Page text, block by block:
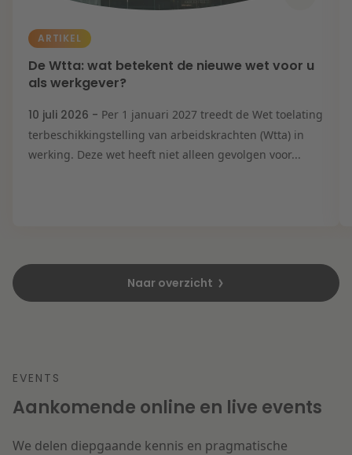
ARTIKEL
De Wtta: wat betekent de nieuwe wet voor u
als werkgever?
10 juli 2026 - Per 1 januari 2027 treedt de Wet toelating
terbeschikkingstelling van arbeidskrachten (Wtta) in
werking. Deze wet heeft niet alleen gevolgen voor...
Naar overzicht
EVENTS
Aankomende online en live events
We delen diepgaande kennis en pragmatische